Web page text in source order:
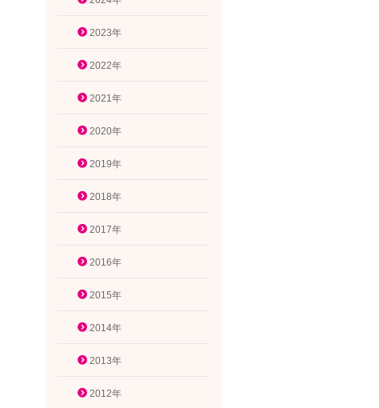
2023年
2022年
2021年
2020年
2019年
2018年
2017年
2016年
2015年
2014年
2013年
2012年